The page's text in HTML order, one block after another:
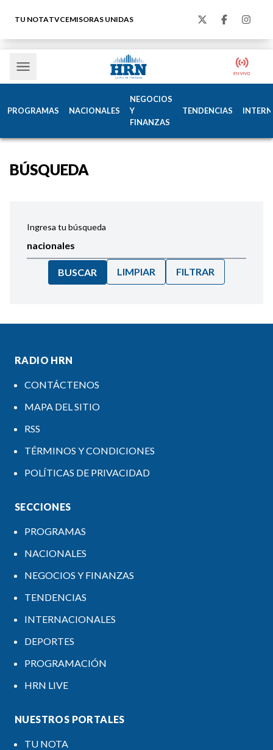
TU NOTATVCEMISORAS UNIDAS
PROGRAMAS NACIONALES
NEGOCIOS
Y
FINANZAS
TENDENCIAS
BÚSQUEDA
Ingresa tu búsqueda
BUSCAR LIMPIAR FILTRAR
Noticias
RADIO HRN
CONTÁCTENOS
MAPA DEL SITIO
RSS
TÉRMINOS Y CONDICIONES
POLÍTICAS DE PRIVACIDAD
SECCIONES
PROGRAMAS
NACIONALES
NEGOCIOS Y FINANZAS
TENDENCIAS
INTERNACIONALES
DEPORTES
PROGRAMACIÓN
HRN LIVE
NUESTROS PORTALES
TU NOTA